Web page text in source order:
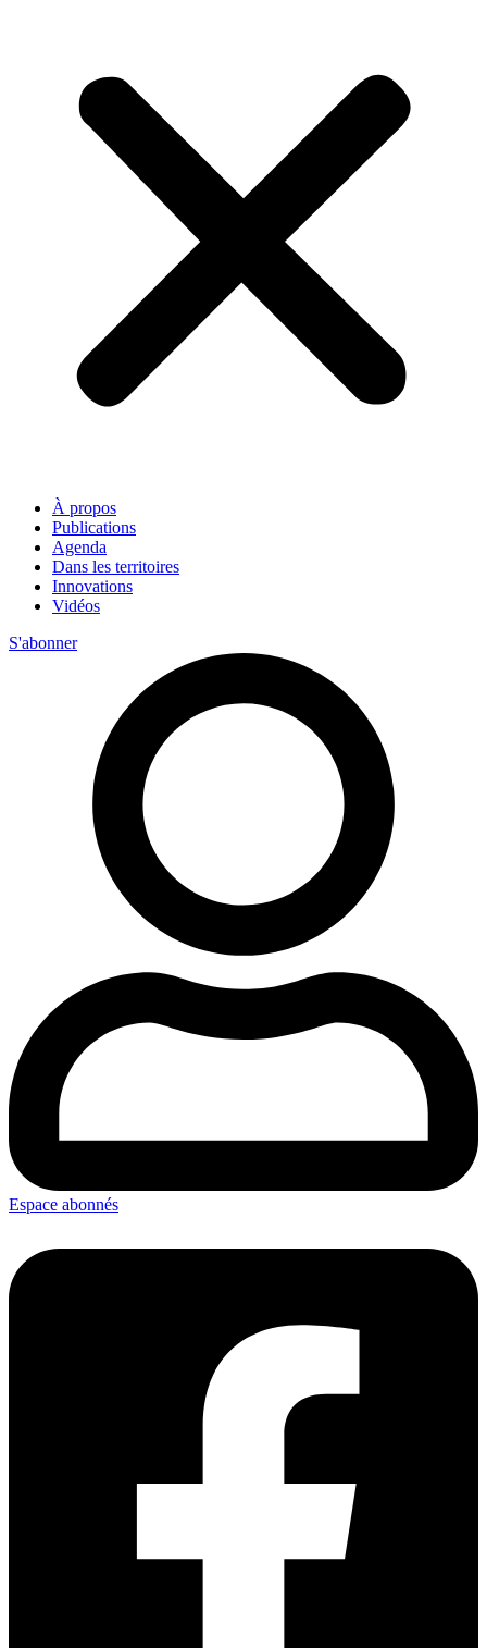
À propos
Publications
Agenda
Dans les territoires
Innovations
Vidéos
S'abonner
Espace abonnés